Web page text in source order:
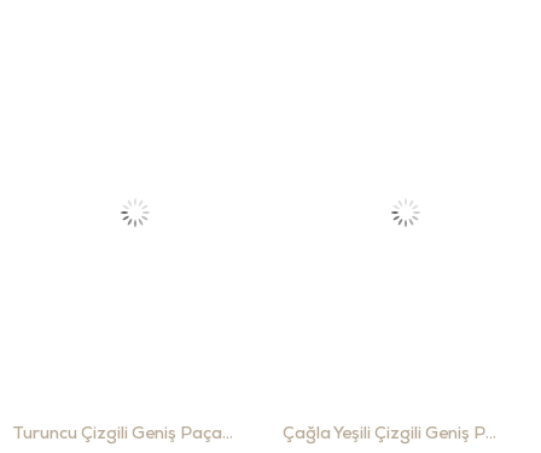
Turuncu Çizgili Geniş Paça Pantolon 1118 Çağla Yeşili Çizgili Geniş Paça Pantolon 1118